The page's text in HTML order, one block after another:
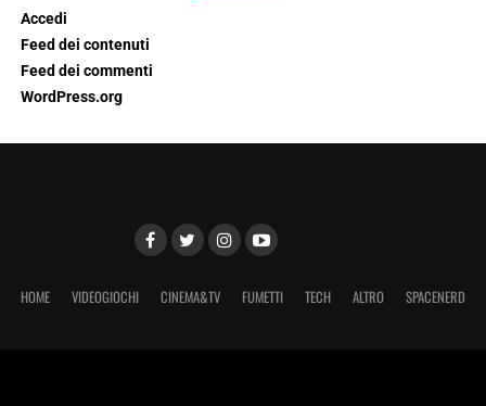
Accedi
Feed dei contenuti
Feed dei commenti
WordPress.org
HOME VIDEOGIOCHI CINEMA&TV FUMETTI TECH ALTRO SPACENERD